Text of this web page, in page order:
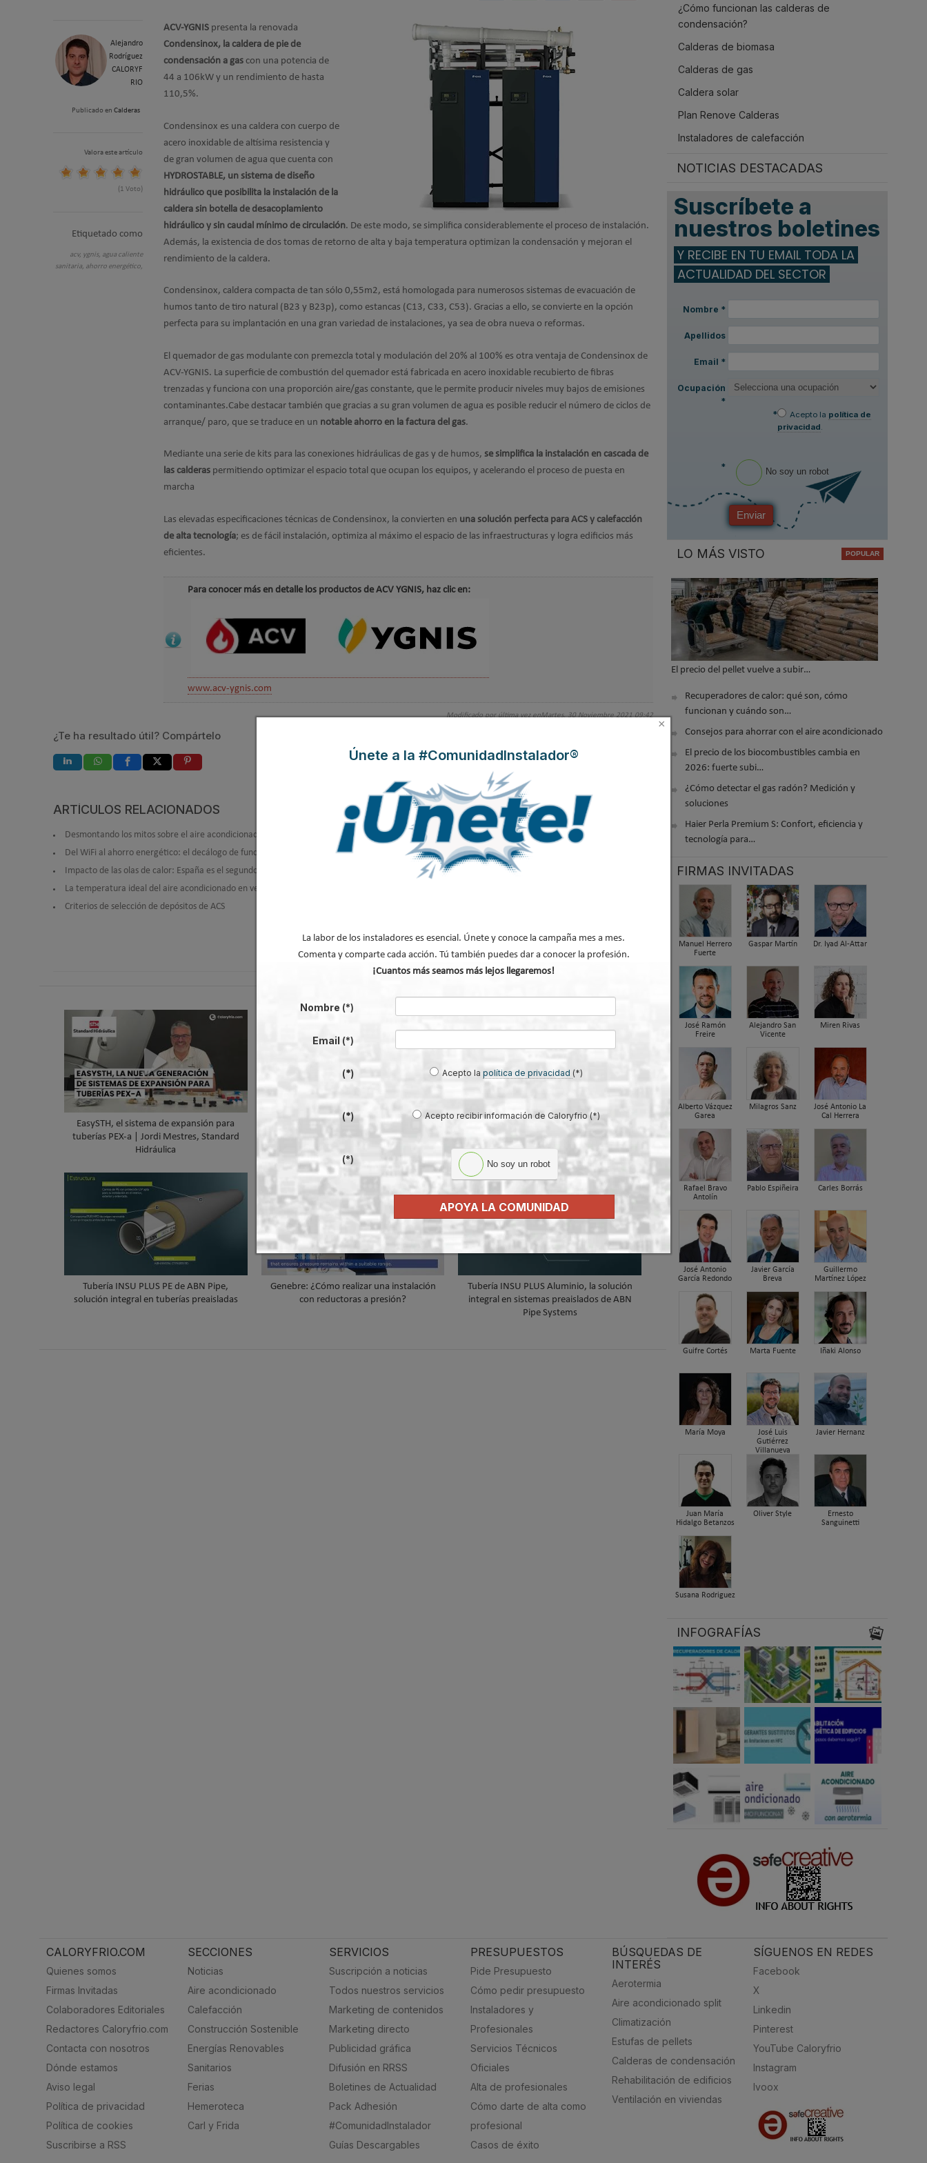
Alejandro
Rodríguez
CALORYF
RIO
Publicado en Calderas
Valora este artículo
(1 Voto)
Etiquetado como
acv, ygnis, agua caliente
sanitaria, ahorro energético,
ACV-YGNIS presenta la renovada
Condensinox, la caldera de pie de
condensación a gas con una potencia de
44 a 106kW y un rendimiento de hasta
110,5%.
Condensinox es una caldera con cuerpo de
acero inoxidable de altísima resistencia y
de gran volumen de agua que cuenta con
HYDROSTABLE, un sistema de diseño
hidráulico que posibilita la instalación de la
caldera sin botella de desacoplamiento
hidráulico y sin caudal mínimo de circulación. De este modo, se simplifica considerablemente el proceso de instalación.
Además, la existencia de dos tomas de retorno de alta y baja temperatura optimizan la condensación y mejoran el
rendimiento de la caldera.
Condensinox, caldera compacta de tan sólo 0,55m2, está homologada para numerosos sistemas de evacuación de
humos tanto de tiro natural (B23 y B23p), como estancas (C13, C33, C53). Gracias a ello, se convierte en la opción
perfecta para su implantación en una gran variedad de instalaciones, ya sea de obra nueva o reformas.
El quemador de gas modulante con premezcla total y modulación del 20% al 100% es otra ventaja de Condensinox de
ACV-YGNIS. La superficie de combustión del quemador está fabricada en acero inoxidable recubierto de fibras
trenzadas y funciona con una proporción aire/gas constante, que le permite producir niveles muy bajos de emisiones
contaminantes.Cabe destacar también que gracias a su gran volumen de agua es posible reducir el número de ciclos de
arranque/ paro, que se traduce en un notable ahorro en la factura del gas.
Mediante una serie de kits para las conexiones hidráulicas de gas y de humos, se simplifica la instalación en cascada de
las calderas permitiendo optimizar el espacio total que ocupan los equipos, y acelerando el proceso de puesta en
marcha
Las elevadas especificaciones técnicas de Condensinox, la convierten en una solución perfecta para ACS y calefacción
de alta tecnología; es de fácil instalación, optimiza al máximo el espacio de las infraestructuras y logra edificios más
eficientes.
Para conocer más en detalle los productos de ACV YGNIS, haz clic en:
www.acv-ygnis.com
Modificado por última vez enMartes, 30 Noviembre 2021 09:42
¿Te ha resultado útil? Compártelo
ARTÍCULOS RELACIONADOS
Desmontando los mitos sobre el aire acondicionado: el coste real de climatizar el hogar en verano, según Daikin
Del WiFi al ahorro energético: el decálogo de funciones inteligentes de Bosch para sacar el máximo partido a tu sistema de climatización
Impacto de las olas de calor: España es el segundo país de la UE que más energía consume en aire acondicionado
La temperatura ideal del aire acondicionado en verano se sitúa entre 24 y 26°C, según Daikin
Criterios de selección de depósitos de ACS
EasySTH, el sistema de expansión para
tuberías PEX-a | Jordi Mestres, Standard
Hidráulica
HYBRIZONE de ORKLI, la solución
inalámbrica para rehabilitación y
zonificación del clima en vivienda
Criterios de instalación INSU PLUS de ABN,
Guía paso a paso
Tubería INSU PLUS PE de ABN Pipe,
solución integral en tuberías preaisladas
Genebre: ¿Cómo realizar una instalación
con reductoras a presión?
Tubería INSU PLUS Aluminio, la solución
integral en sistemas preaislados de ABN
Pipe Systems
¿Cómo funcionan las calderas de
condensación?
Calderas de biomasa
Calderas de gas
Caldera solar
Plan Renove Calderas
Instaladores de calefacción
NOTICIAS DESTACADAS
Suscríbete a
nuestros boletines
Y RECIBE EN TU EMAIL TODA LA
ACTUALIDAD DEL SECTOR
Nombre *
Apellidos
Email *
Ocupación
*
*
Acepto la política de
privacidad.
* No soy un robot
Enviar
LO MÁS VISTO
El precio del pellet vuelve a subir…
Recuperadores de calor: qué son, cómo
funcionan y cuándo son…
Consejos para ahorrar con el aire acondicionado
El precio de los biocombustibles cambia en
2026: fuerte subi…
¿Cómo detectar el gas radón? Medición y
soluciones
Haier Perla Premium S: Confort, eficiencia y
tecnología para…
FIRMAS INVITADAS
Manuel Herrero
Fuerte
Gaspar Martín Dr. Iyad Al-Attar
José Ramón
Freire
Alejandro San
Vicente
Miren Rivas
Alberto Vázquez
Garea
Milagros Sanz
José Antonio La
Cal Herrera
Rafael Bravo
Antolín
Pablo Espiñeira Carles Borrás
José Antonio
García Redondo
Javier García
Breva
Guillermo
Martínez López
Guifre Cortés Marta Fuente Iñaki Alonso
María Moya
José Luis
Gutiérrez
Villanueva
Javier Hernanz
Juan María
Hidalgo Betanzos
Oliver Style
Ernesto
Sanguinetti
Susana Rodriguez
INFOGRAFÍAS
CALORYFRIO.COM
Quienes somos
Firmas Invitadas
Colaboradores Editoriales
Redactores Caloryfrio.com
Contacta con nosotros
Dónde estamos
Aviso legal
Política de privacidad
Política de cookies
Suscribirse a RSS
SECCIONES
Noticias
Aire acondicionado
Calefacción
Construcción Sostenible
Energías Renovables
Sanitarios
Ferias
Hemeroteca
Carl y Frida
SERVICIOS
Suscripción a noticias
Todos nuestros servicios
Marketing de contenidos
Marketing directo
Publicidad gráfica
Difusión en RRSS
Boletines de Actualidad
Pack Adhesión
#ComunidadInstalador
Guías Descargables
PRESUPUESTOS
Pide Presupuesto
Cómo pedir presupuesto
Instaladores y
Profesionales
Servicios Técnicos
Oficiales
Alta de profesionales
Cómo darte de alta como
profesional
Casos de éxito
BÚSQUEDAS DE
INTERÉS
Aerotermia
Aire acondicionado split
Climatización
Estufas de pellets
Calderas de condensación
Rehabilitación de edificios
Ventilación en viviendas
SÍGUENOS EN REDES
Facebook
X
Linkedin
Pinterest
YouTube Caloryfrio
Instagram
Ivoox
×
Únete a la #ComunidadInstalador®
La labor de los instaladores es esencial. Únete y conoce la campaña mes a mes.
Comenta y comparte cada acción. Tú también puedes dar a conocer la profesión.
¡Cuantos más seamos más lejos llegaremos!
Nombre (*)
Email (*)
(*) Acepto lapolítica de privacidad (*)
(*) Acepto recibir información de Caloryfrio (*)
(*) No soy un robot
APOYA LA COMUNIDAD